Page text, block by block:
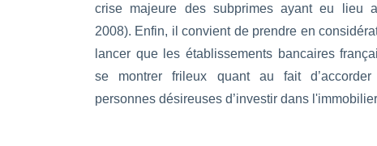
crise majeure des subprimes ayant eu lieu
2008). Enfin, il convient de prendre en
lancer que les établissements bancaires
se montrer frileux quant au fait
personnes désireuses d’investir dans